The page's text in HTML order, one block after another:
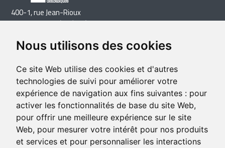
Nous utilisons des cookies
Ce site Web utilise des cookies et d'autres
technologies de suivi pour améliorer votre
expérience de navigation aux fins suivantes : pour
activer les fonctionnalités de base du site Web,
pour offrir une meilleure expérience sur le site
Web, pour mesurer votre intérêt pour nos produits
et services et pour personnaliser les interactions
400-1, rue Jean-Rioux
Trois-Pistoles (Québec) G0L 4K0
Télécopieur: 418 851-1237